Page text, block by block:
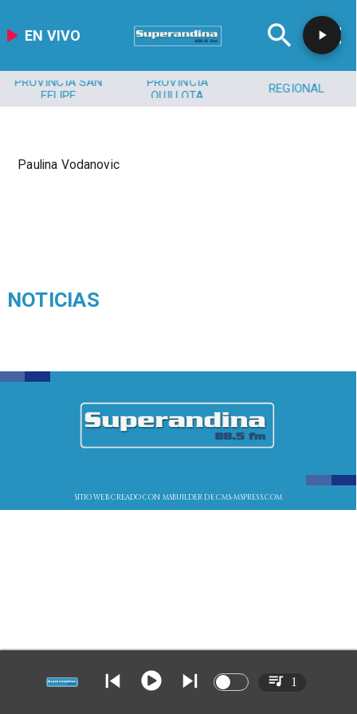
EN VIVO
PROVINCIA SAN
FELIPE
PROVINCIA
QUILLOTA
REGIONAL
Paulina Vodanovic
NOTICIAS
SITIO WEB CREADO CON MSBUILDER DE CMS-MSPRESS.COM
1